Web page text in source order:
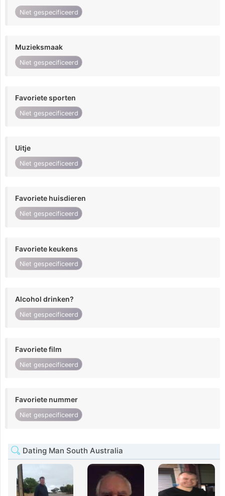
Niet gespecificeerd
Muzieksmaak
Niet gespecificeerd
Favoriete sporten
Niet gespecificeerd
Uitje
Niet gespecificeerd
Favoriete huisdieren
Niet gespecificeerd
Favoriete keukens
Niet gespecificeerd
Alcohol drinken?
Niet gespecificeerd
Favoriete film
Niet gespecificeerd
Favoriete nummer
Niet gespecificeerd
Dating Man South Australia